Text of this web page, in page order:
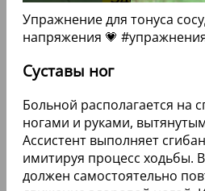
Упражнение для тонуса
напряжения 💗
Суставы ног
Больной располагается на
ногами и руками,
Ассистент выполняет
имитируя процесс ходьбы.
должен самостоятельно